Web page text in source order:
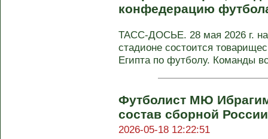
конфедерацию
ТАСС-ДОСЬЕ. 28 мая 2026 г.
стадионе состоится
Египта по футболу. Команды
Футболист МЮ
состав сборной
2026-05-18 12:22:51